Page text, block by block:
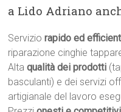
a Lido Adriano
Serviziorapido ed
riparazione cinghie
Altaqualità dei prodotti
basculanti) e dei servizi
artigianale del lavoro